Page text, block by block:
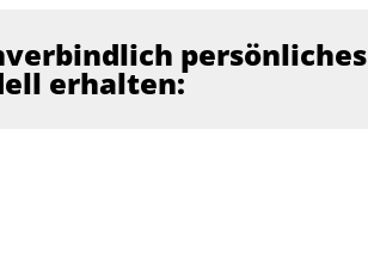
persönliches
erhalten: